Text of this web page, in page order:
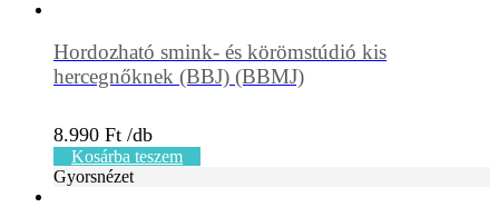
Hordozható smink- és körömstúdió kis
hercegnőknek (BBJ) (BBMJ)
8.990 Ft
Kosárba teszem
Gyorsnézet